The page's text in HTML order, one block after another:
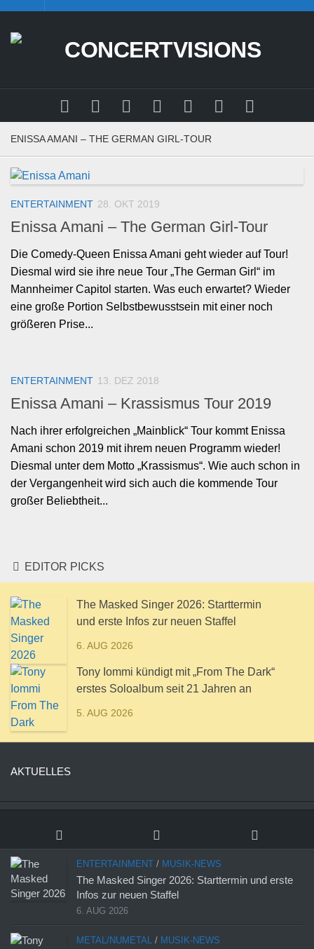
content
ENISSA AMANI – THE GERMAN GIRL-TOUR
ENTERTAINMENT 28. OKT 2019
Enissa Amani – The German Girl-Tour
Die Comedy-Queen Enissa Amani geht wieder auf Tour!
Diesmal wird sie ihre neue Tour „The German Girl“ im
Mannheimer Capitol starten. Was euch erwartet? Wieder
eine große Portion Selbstbewusstsein mit einer noch
größeren Prise...
ENTERTAINMENT 13. DEZ 2018
Enissa Amani – Krassismus Tour 2019
Nach ihrer erfolgreichen „Mainblick“ Tour kommt Enissa
Amani schon 2019 mit ihrem neuen Programm wieder!
Diesmal unter dem Motto „Krassismus“. Wie auch schon in
der Vergangenheit wird sich auch die kommende Tour
großer Beliebtheit...
EDITOR PICKS
The Masked Singer 2026: Starttermin
und erste Infos zur neuen Staffel
6. AUG 2026
Tony Iommi kündigt mit „From The Dark“
erstes Soloalbum seit 21 Jahren an
5. AUG 2026
AKTUELLES
ENTERTAINMENT / MUSIK-NEWS
The Masked Singer 2026: Starttermin und erste
Infos zur neuen Staffel
6. AUG 2026
METAL/NUMETAL / MUSIK-NEWS